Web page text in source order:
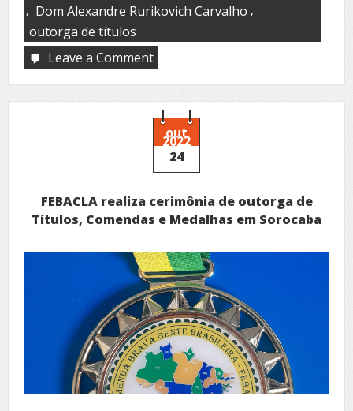
, Dom Alexandre Rurikovich Carvalho ,
outorga de títulos
Leave a Commenton
de
Título
da
Soberana
Ordem
Coroa
Gotland
out
2022
24
FEBACLA realiza cerimônia de outorga de
Títulos, Comendas e Medalhas em Sorocaba